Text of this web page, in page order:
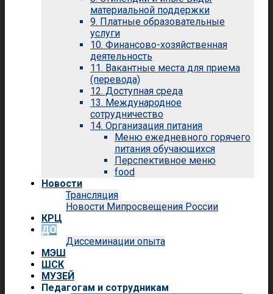
материальной поддержки
9. Платные образовательные
услуги
10. Финансово-хозяйственная
деятельность
11. Вакантные места для приема
(перевода)
12. Доступная среда
13. Международное
сотрудничество
14. Организация питания
Меню ежедневного горячего
питания обучающихся
Перспективное меню
food
Новости
Трансляция
Новости Мипросвещения России
КРЦ
ДО
Диссеминации опыта
МЭШ
ШСК
МУЗЕЙ
Педагогам и сотрудникам